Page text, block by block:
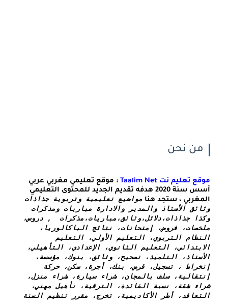
من نحن
موقع تعليم نت Taalim Net
: موقع تعليمي مغربي عربي
أسس سنة 2020 هدفه تقديم الجديد للمحتوى التعليمي
المغربي ، ستجد هنا
وكذا